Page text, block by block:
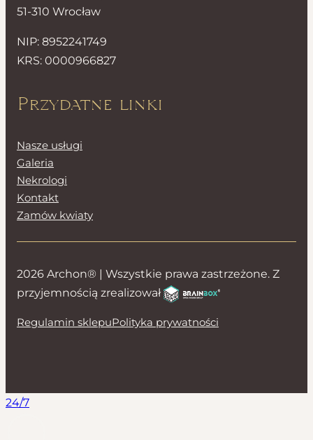
51-310 Wrocław
NIP: 8952241749
KRS: 0000966827
Przydatne linki
Nasze usługi
Galeria
Nekrologi
Kontakt
Zamów kwiaty
2026 Archon® | Wszystkie prawa zastrzeżone. Z
przyjemnością zrealizował
Regulamin sklepuPolityka prywatności
24/7